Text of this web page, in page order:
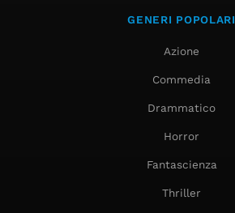
GENERI POPOLARI
Azione
Commedia
Drammatico
Horror
Fantascienza
Thriller